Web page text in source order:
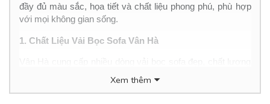
đầy đủ màu sắc, họa tiết và chất liệu phong phú, phù hợp
với mọi không gian sống.
1. Chất Liệu Vải Bọc Sofa Vân Hà
- Vải nỉ nhung: Mềm mại, sang trọng, tăng tính thẩm mỹ
Xem thêm